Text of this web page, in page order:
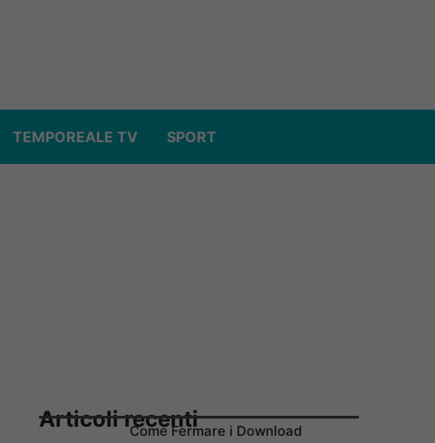
TEMPOREALE TV SPORT
Articoli recentiCome Fermare i Download